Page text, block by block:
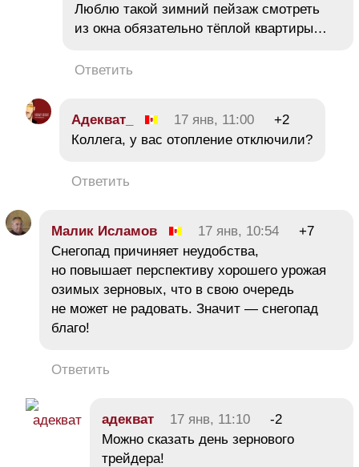
Люблю такой зимний пейзаж смотреть
из окна обязательно тёплой квартиры…
Ответить
Адекват_ 17 янв, 11:00
+2
Коллега, у вас отопление отключили?
Ответить
Малик Исламов 17 янв, 10:54
+7
Снегопад причиняет неудобства,
но повышает перспективу хорошего урожая
озимых зерновых, что в свою очередь
не может не радовать. Значит — снегопад
благо!
Ответить
адекват 17 янв, 11:10
-2
Можно сказать день зернового
трейдера!